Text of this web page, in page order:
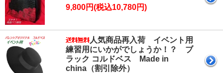
9,800円(税込10,780円)
人気商品再入荷 イベント用
練習用にいかがでしょうか！？ ブ
ラック コルドベス Made in
china（割引除外）